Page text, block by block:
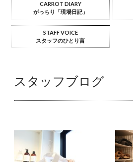
CARROT DIARY
がっちり「現場日記」
STAFF VOICE
スタッフのひとり言
スタッフブログ